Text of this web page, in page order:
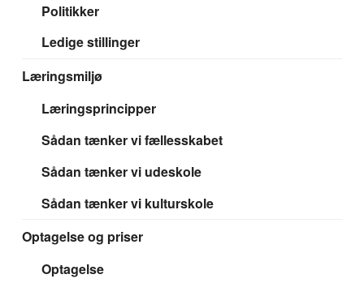
Politikker
Ledige stillinger
Læringsmiljø
Læringsprincipper
Sådan tænker vi fællesskabet
Sådan tænker vi udeskole
Sådan tænker vi kulturskole
Optagelse og priser
Optagelse